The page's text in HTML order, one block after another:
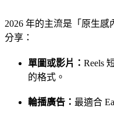
2026 年的主流是「原生
分享：
單圖或影片： Reels
的格式。
輪播廣告： 最適合